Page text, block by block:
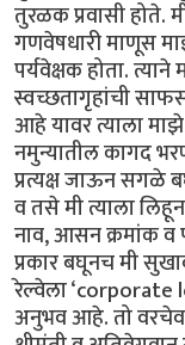
तुरळक प्रवासी होते.
गणवेषधारी माणूस
पर्यवेक्षक होता.
स्वच्छतागृहांची
आहे यावर त्याला
नमुन्यातील कागद
प्रत्यक्ष जाऊन सगळे
व तसे मी त्याला
नाव, आसन क्रमांक व
प्रकार बघूनच मी
रेल्वेला ‘corporate
अनुभव आहे. तो